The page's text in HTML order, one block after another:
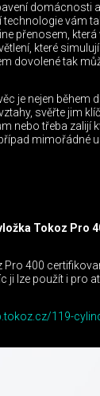
domácnosti
technologie vám
přenosem,
které
dovolené tak
je nejen
svěřte jim
nebo třeba zalijí
mimořádné
Tokoz Pro
Pro 400
ji lze použít i pro
119-